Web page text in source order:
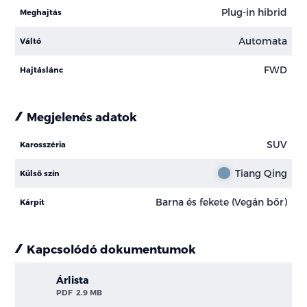
Meghajtás Plug-in hibrid
Váltó Automata
Hajtáslánc FWD
Megjelenés adatok
Karosszéria SUV
Külső szín Tiang Qing
Kárpit Barna és fekete (Vegán bőr)
Kapcsolódó dokumentumok
Árlista
PDF 2.9 MB